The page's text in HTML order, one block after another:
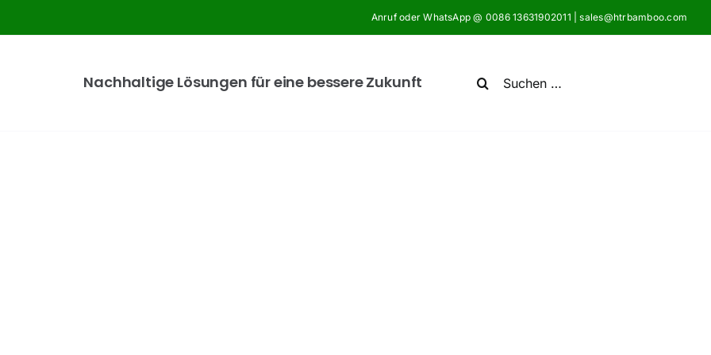
Anruf oder WhatsApp @ 0086 13631902011 | sales@htrbamboo.com
Nachhaltige Lösungen für eine bessere Zukunft